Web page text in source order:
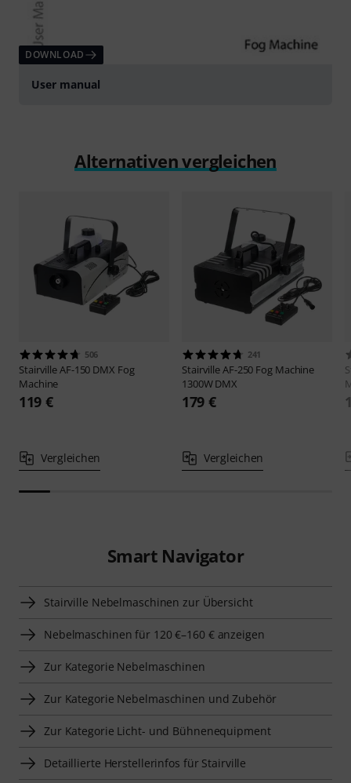
DOWNLOAD
User manual
Alternativen vergleichen
506
StairvilleAF-150 DMX Fog
Machine
119 €
Vergleichen
241
StairvilleAF-250 Fog Machine
1300W DMX
179 €
Vergleichen
Smart Navigator
Stairville Nebelmaschinen zur Übersicht
Nebelmaschinen für 120 €–160 € anzeigen
Zur Kategorie Nebelmaschinen
Zur Kategorie Nebelmaschinen und Zubehör
Zur Kategorie Licht- und Bühnenequipment
Detaillierte Herstellerinfos für Stairville